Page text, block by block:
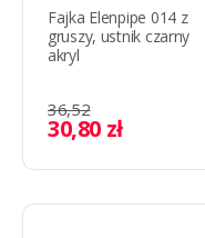
Fajka Elenpipe 014 z
gruszy, ustnik czarny
akryl
36,52
30,80 zł